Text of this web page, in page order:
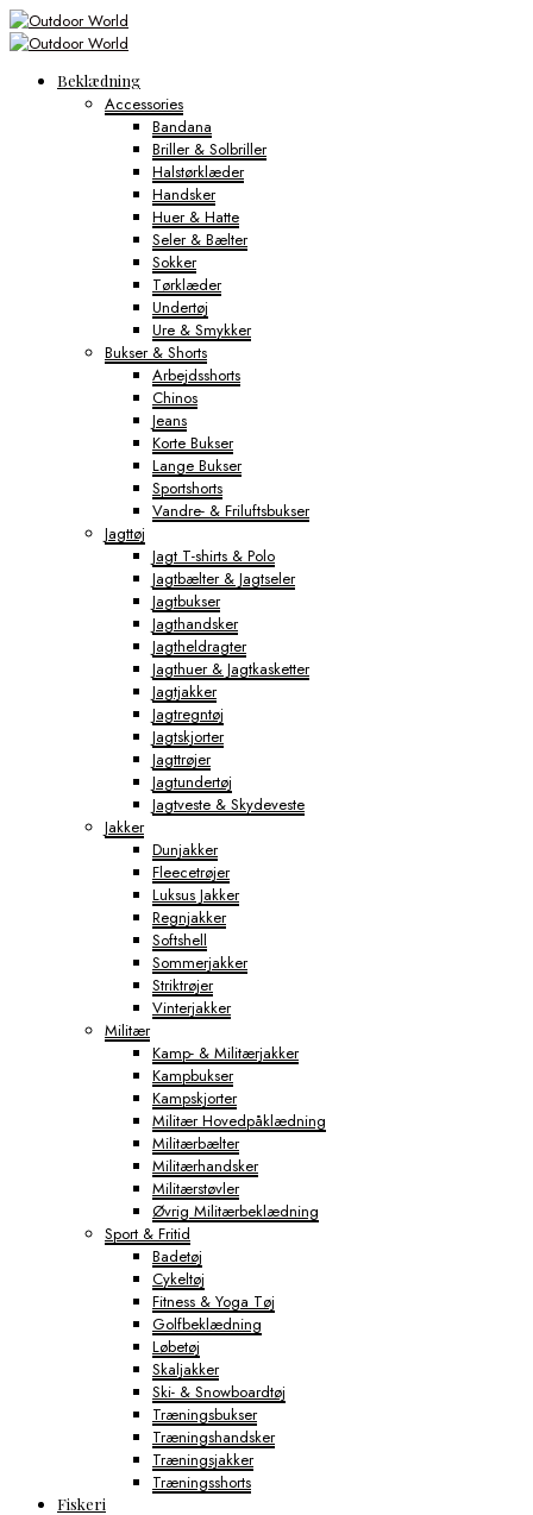
Beklædning
Accessories
Bandana
Briller & Solbriller
Halstørklæder
Handsker
Huer & Hatte
Seler & Bælter
Sokker
Tørklæder
Undertøj
Ure & Smykker
Bukser & Shorts
Arbejdsshorts
Chinos
Jeans
Korte Bukser
Lange Bukser
Sportshorts
Vandre- & Friluftsbukser
Jagttøj
Jagt T-shirts & Polo
Jagtbælter & Jagtseler
Jagtbukser
Jagthandsker
Jagtheldragter
Jagthuer & Jagtkasketter
Jagtjakker
Jagtregntøj
Jagtskjorter
Jagttrøjer
Jagtundertøj
Jagtveste & Skydeveste
Jakker
Dunjakker
Fleecetrøjer
Luksus Jakker
Regnjakker
Softshell
Sommerjakker
Striktrøjer
Vinterjakker
Militær
Kamp- & Militærjakker
Kampbukser
Kampskjorter
Militær Hovedpåklædning
Militærbælter
Militærhandsker
Militærstøvler
Øvrig Militærbeklædning
Sport & Fritid
Badetøj
Cykeltøj
Fitness & Yoga Tøj
Golfbeklædning
Løbetøj
Skaljakker
Ski- & Snowboardtøj
Træningsbukser
Træningshandsker
Træningsjakker
Træningsshorts
Fiskeri